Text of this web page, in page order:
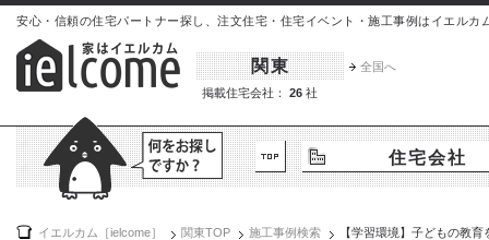
安心・信頼の住宅パートナー探し、注文住宅・住宅イベント・施工事例はイエルカ
関東
全国へ
掲載住宅会社：
26 社
住宅会社
イエルカム［ielcome］ 関東TOP 施工事例検索 【学習環境】子どもの教